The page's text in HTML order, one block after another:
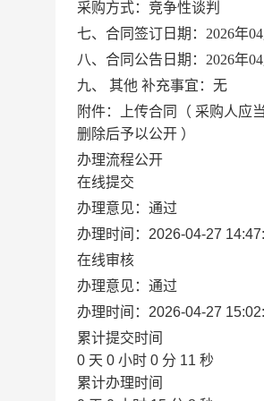
采购方式：竞争性谈判
七、合同签订日期：2026年04
八、合同公告日期：2026年04
九、 其他 补充事宜：无
附件：上传合同（ 采购人应
删除后予以公开 ）
办理流程公开
在线提交
办理意见：通过
办理时间：2026-04-27
在线审核
办理意见：通过
办理时间：2026-04-27
累计提交时间
0 天 0 小时 0 分 11 秒
累计办理时间